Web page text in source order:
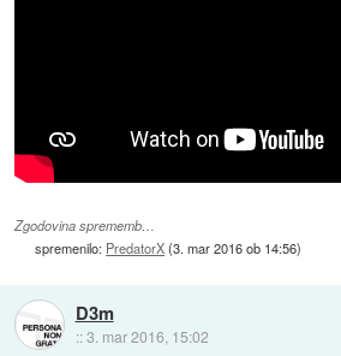
Zgodovina sprememb…
spremenilo: PredatorX(3. mar 2016 ob 14:56)
D3m
::3. mar 2016, 15:02